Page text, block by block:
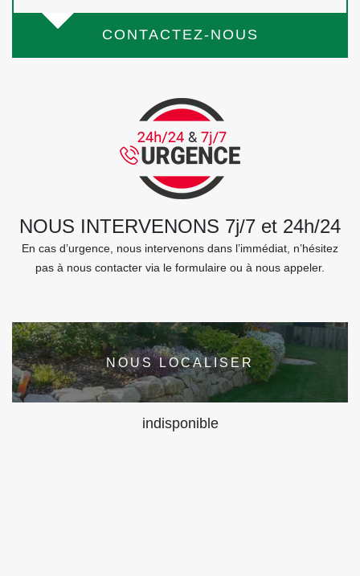
CONTACTEZ-NOUS
NOUS INTERVENONS 7j/7 et 24h/24
En cas d’urgence, nous intervenons dans l’immédiat, n’hésitez
pas à nous contacter via le formulaire ou à nous appeler.
NOUS LOCALISER
indisponible